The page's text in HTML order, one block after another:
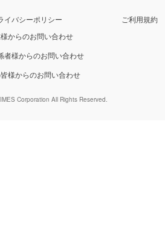
イバシーポリシー
ご利用規約
からのお問い合わせ
者様からのお問い合わせ
様からのお問い合わせ
Corporation All Rights Reserved.